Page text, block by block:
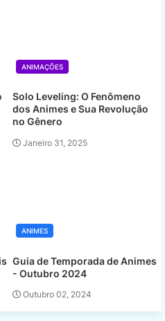
ANIMAÇÕES
Solo Leveling: O Fenômeno
dos Animes e Sua Revolução
no Gênero
Janeiro 31, 2025
ANIMES
Guia de Temporada de Animes
- Outubro 2024
Outubro 02, 2024